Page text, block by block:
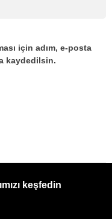
için adım, e-posta
kaydedilsin.
keşfedin